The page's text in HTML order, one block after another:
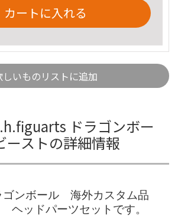
カートに入れる
しいものリストに追加
ドラゴンボー
ストの詳細情報
ゴンボール 海外カスタム品
ヘッドパーツセットです。